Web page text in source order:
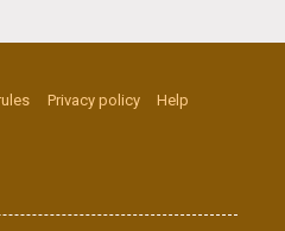
Privacy policy
Help